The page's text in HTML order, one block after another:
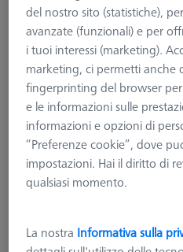
del nostro sito (statistiche),
avanzate (funzionali) e per
i tuoi interessi (marketing).
marketing, ci permetti anche
fingerprinting del browser
e le informazioni sulle
informazioni e opzioni di
“Preferenze cookie”, dove
impostazioni. Hai il diritto di
qualsiasi momento.
La nostra Informativa sulla